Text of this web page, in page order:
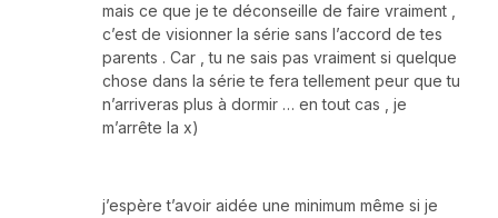
mais ce que je te déconseille de faire vraiment ,
c’est de visionner la série sans l’accord de tes
parents . Car , tu ne sais pas vraiment si quelque
chose dans la série te fera tellement peur que tu
n’arriveras plus à dormir … en tout cas , je
m’arrête la x)
j’espère t’avoir aidée une minimum même si je